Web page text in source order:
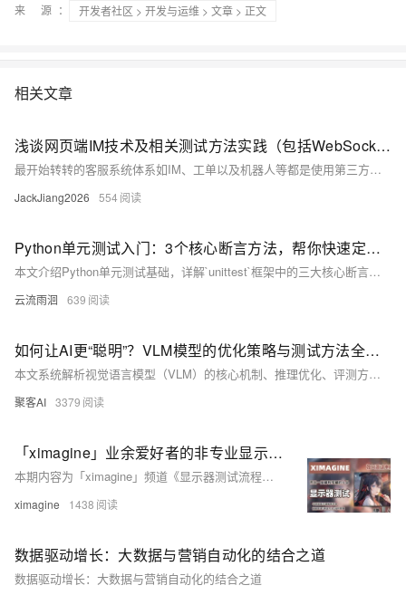
来 源： 开发者社区 > 开发与运维 > 文章 > 正文
相关文章
浅谈网页端IM技术及相关测试方法实践（包括WebSocket性能测试）
最开始转转的客服系统体系如IM、工单以及机器人等都是使用第三方的产品。但第三方产品对于转转的业务，以及客服的效率等都产生了诸多限制，所以我们决定自研替换第三方系统。下面主要分享一下网页端IM技术及相关测试方法，我们先从了解IM系统和WebSocket开始。
JackJiang2026 554
Python单元测试入门：3个核心断言方法，帮你快速定位代码bug
本文介绍Python单元测试基础，详解`unittest`框架中的三大核心断言方法：`assertEqual`验证值相等，`assertTrue`和`assertFalse`判断条件真假。通过实例演示其用法，帮助开发者自动化检测代码逻辑，提升测试效率与可靠性。
云流雨洄 639
如何让AI更“聪明”？VLM模型的优化策略与测试方法全解析​
本文系统解析视觉语言模型（VLM）的核心机制、推理优化、评测方法与挑战。涵盖多模态对齐、KV Cache优化、性能测试及主流基准，助你全面掌握VLM技术前沿。建议点赞收藏，深入学习。
聚客AI 3379
「ximagine」业余爱好者的非专业显示器测试流程规范，同时也是本账号输出内容的数据来源！如何测试显示器？荒岛整理总结出多种测试方法和注意事项，以及粗浅的原理解析！
本期内容为「ximagine」频道《显示器测试流程》的规范及标准，我们主要使用Calman、DisplayCAL、i1Profiler等软件及CA410、Spyder X、i1Pro 2等设备，是我们目前制作内容数据的重要来源，我们深知所做的仍是比较表面的活儿，和工程师、科研人员相比有着不小的差距，测试并不复杂，但是相当繁琐，收集整理测试无不花费大量时间精力，内容不完善或者有错误的地方，希望大佬指出我们好改进！
ximagine 1438
数据驱动增长：大数据与营销自动化的结合之道
数据驱动增长：大数据与营销自动化的结合之道